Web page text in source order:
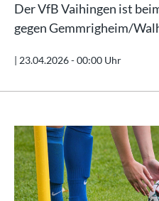
Der VfB Vaihingen ist
gegen Gemmrigheim/
| 23.04.2026 - 00:00 Uhr